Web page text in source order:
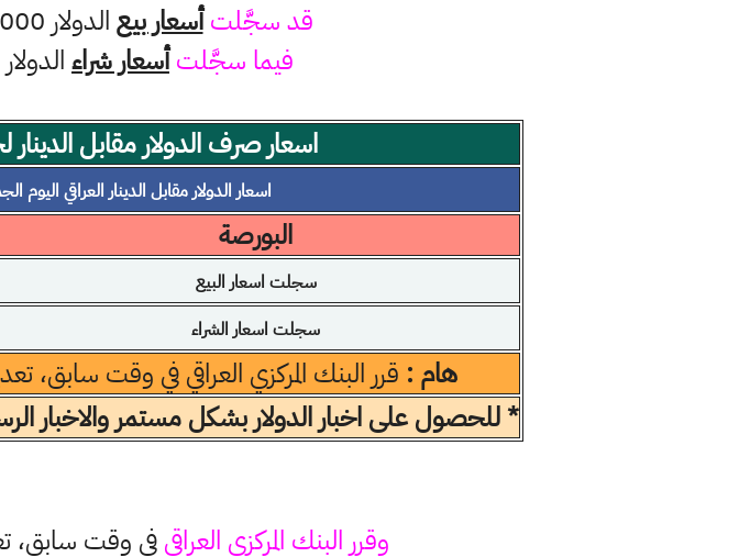
قد سجَّلت أسعار بيعالدولار 152.000 دينار مقابل لكل 100 دولار
فيما سجَّلتأسعار شراءالدولار 151.000 دينار لكل 100 دولار
اسعار صرف الدولار مقابل الدينار
اسعار الدولار مقابل الدينار العراقي اليوم الجمعة
البورصة
سجلت اسعار البيع
سجلت اسعار الشراء
هام : قرر البنك المركزي العراقي في وقت سابق،
* للحصول على اخبار الدولار بشكل مستمر والاخبار
وقرر البنك المركزي العراقيفي وقت سابق،